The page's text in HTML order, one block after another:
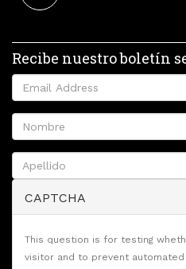
Recibe nuestro boletín
CAPTCHA
This question is for testing
visitor and to prevent automated